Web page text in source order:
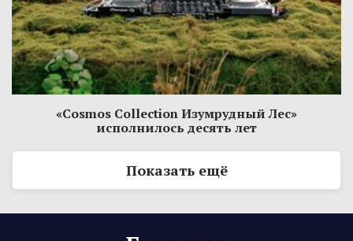
«Cosmos Collection Изумрудный Лес»
исполнилось десять лет
Показать ещё